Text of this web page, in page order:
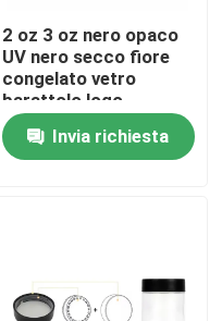
2 oz 3 oz nero opaco
UV nero secco fiore
congelato vetro
barattolo logo
personalizzato
antiodore a prova di
bambino sicurezza
Invia richiesta